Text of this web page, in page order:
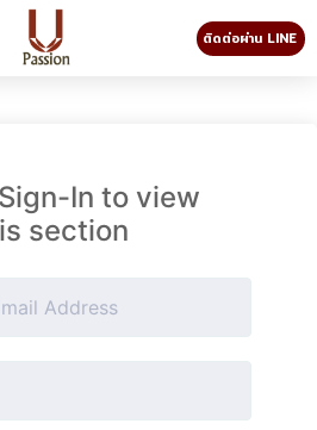
ติดต่อผ่าน LINE
In to view
section